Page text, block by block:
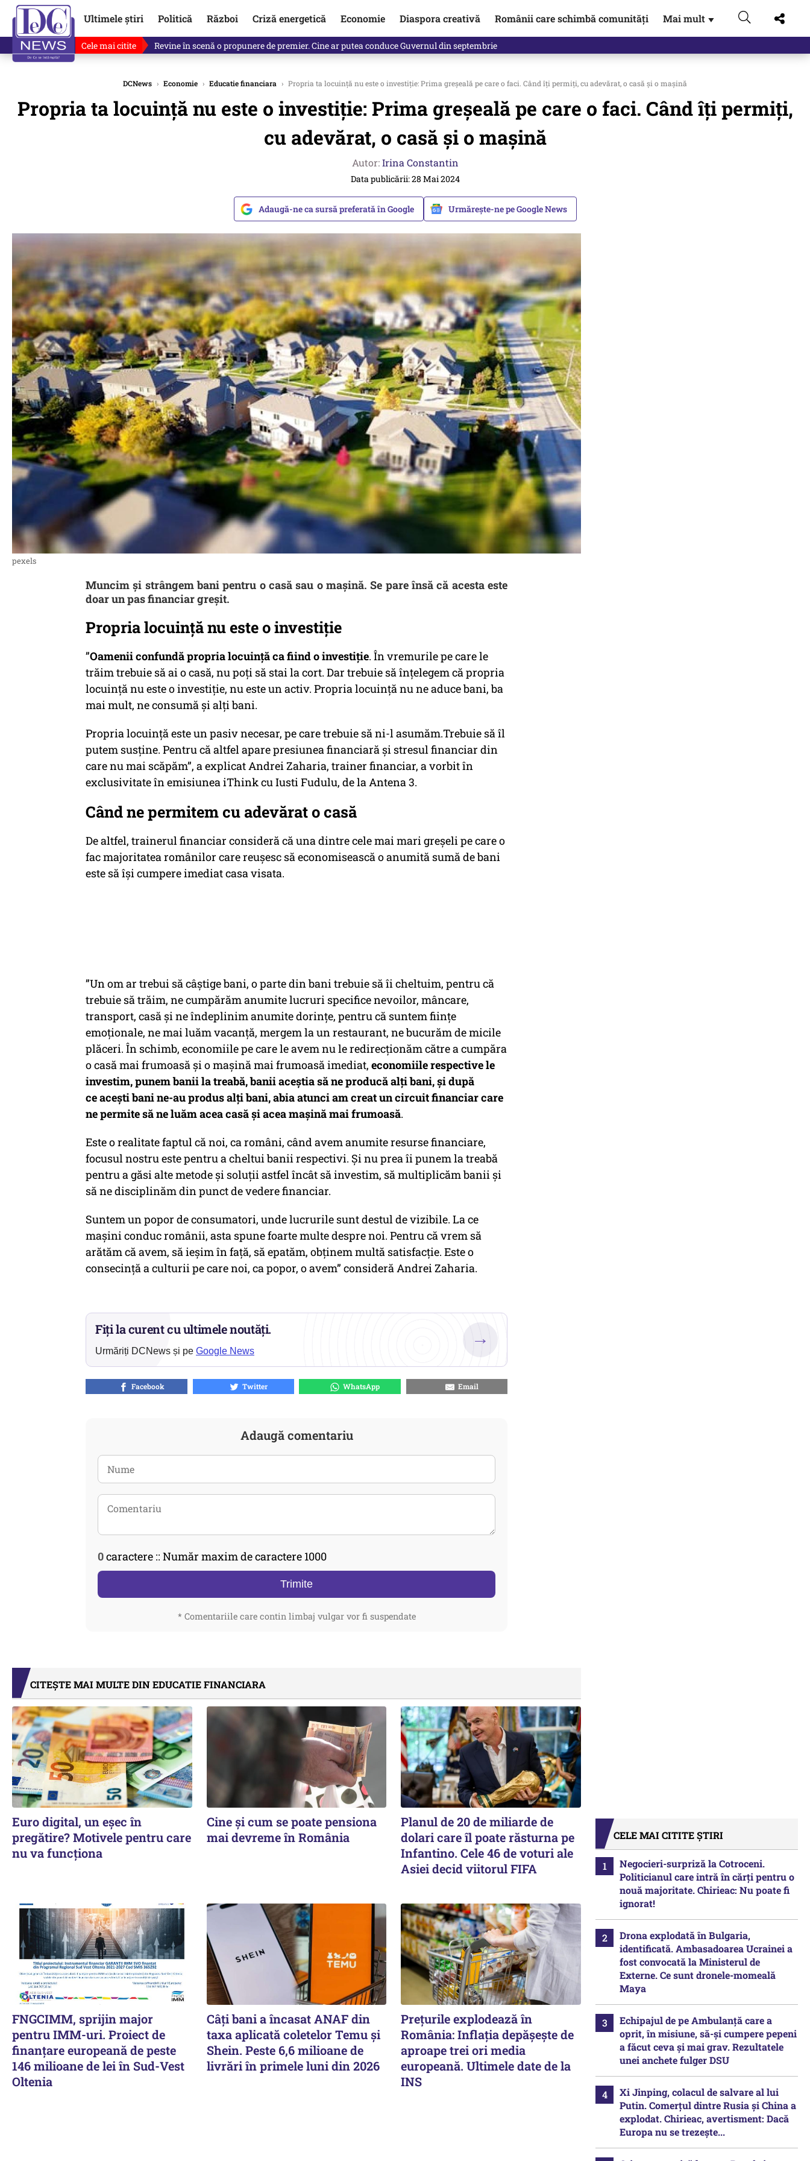
Ultimele știri Politică Război Criză energetică Economie Diaspora creativă Românii care schimbă comunități Mai mult ▼
Cele mai citite Drona explodată în Bulgaria, identificată. Ambasadoarea Ucrainei a fost convocată la Ministerul de Externe.…
DCNews › Economie › Educatie financiara › Propria ta locuință nu este o investiție: Prima greșeală pe care o faci. Când îți permiți, cu adevărat, o casă și o mașină
Propria ta locuință nu este o investiție: Prima greșeală pe care o faci. Când îți permiți,
cu adevărat, o casă și o mașină
Autor:Irina Constantin
Data publicării: 28 Mai 2024
Adaugă-ne ca sursă preferată în Google Urmărește-ne pe Google News
pexels
Muncim și strângem bani pentru o casă sau o mașină. Se pare însă că acesta este
doar un pas financiar greșit.
Propria locuință nu este o investiție
”Oamenii confundă propria locuință ca fiind o investiție. În vremurile pe care le
trăim trebuie să ai o casă, nu poți să stai la cort. Dar trebuie să înțelegem că propria
locuință nu este o investiție, nu este un activ. Propria locuință nu ne aduce bani, ba
mai mult, ne consumă și alți bani.
Propria locuință este un pasiv necesar, pe care trebuie să ni-l asumăm.Trebuie să îl
putem susține. Pentru că altfel apare presiunea financiară și stresul financiar din
care nu mai scăpăm”, a explicat Andrei Zaharia, trainer financiar, a vorbit în
exclusivitate în emisiunea iThink cu Iusti Fudulu, de la Antena 3.
Când ne permitem cu adevărat o casă
De altfel, trainerul financiar consideră că una dintre cele mai mari greșeli pe care o
fac majoritatea românilor care reușesc să economisească o anumită sumă de bani
este să își cumpere imediat casa visata.
”Un om ar trebui să câștige bani, o parte din bani trebuie să îi cheltuim, pentru că
trebuie să trăim, ne cumpărăm anumite lucruri specifice nevoilor, mâncare,
transport, casă și ne îndeplinim anumite dorințe, pentru că suntem ființe
emoționale, ne mai luăm vacanță, mergem la un restaurant, ne bucurăm de micile
plăceri. În schimb, economiile pe care le avem nu le redirecționăm către a cumpăra
o casă mai frumoasă și o mașină mai frumoasă imediat, economiile respective le
investim, punem banii la treabă, banii aceștia să ne producă alți bani, și după
ce acești bani ne-au produs alți bani, abia atunci am creat un circuit financiar care
ne permite să ne luăm acea casă și acea mașină mai frumoasă.
Este o realitate faptul că noi, ca români, când avem anumite resurse financiare,
focusul nostru este pentru a cheltui banii respectivi. Și nu prea îi punem la treabă
pentru a găsi alte metode și soluții astfel încât să investim, să multiplicăm banii și
să ne disciplinăm din punct de vedere financiar.
Suntem un popor de consumatori, unde lucrurile sunt destul de vizibile. La ce
mașini conduc românii, asta spune foarte multe despre noi. Pentru că vrem să
arătăm că avem, să ieșim în față, să epatăm, obținem multă satisfacție. Este o
consecință a culturii pe care noi, ca popor, o avem” consideră Andrei Zaharia.
Fiți la curent cu ultimele noutăți.
Urmăriți DCNews și pe Google News
→
Facebook Twitter WhatsApp Email
Adaugă comentariu
0caractere :: Număr maxim de caractere 1000
Trimite
* Comentariile care contin limbaj vulgar vor fi suspendate
CITEȘTE MAI MULTE DIN EDUCATIE FINANCIARA
Euro digital, un eşec în
pregătire? Motivele pentru care
nu va funcţiona
Cine şi cum se poate pensiona
mai devreme în România
Planul de 20 de miliarde de
dolari care îl poate răsturna pe
Infantino. Cele 46 de voturi ale
Asiei decid viitorul FIFA
FNGCIMM, sprijin major
pentru IMM-uri. Proiect de
finanțare europeană de peste
146 milioane de lei în Sud-Vest
Oltenia
Câți bani a încasat ANAF din
taxa aplicată coletelor Temu și
Shein. Peste 6,6 milioane de
livrări în primele luni din 2026
Prețurile explodează în
România: Inflația depășește de
aproape trei ori media
europeană. Ultimele date de la
INS
CELE MAI CITITE ȘTIRI
Negocieri-surpriză la Cotroceni.
Politicianul care intră în cărți pentru o
nouă majoritate. Chirieac: Nu poate fi
ignorat!
Drona explodată în Bulgaria,
identificată. Ambasadoarea Ucrainei a
fost convocată la Ministerul de
Externe. Ce sunt dronele-momeală
Maya
Echipajul de pe Ambulanță care a
oprit, în misiune, să-și cumpere pepeni
a făcut ceva și mai grav. Rezultatele
unei anchete fulger DSU
Xi Jinping, colacul de salvare al lui
Putin. Comerțul dintre Rusia și China a
explodat. Chirieac, avertisment: Dacă
Europa nu se trezește...